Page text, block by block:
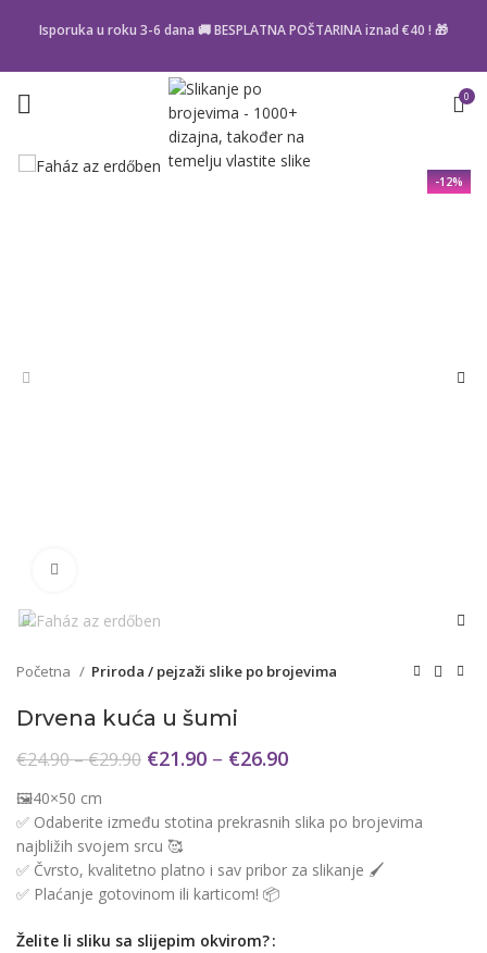
Isporuka u roku 3-6 dana 🚚 BESPLATNA POŠTARINA iznad €40 ! 🎁
0
-12%
Početna Priroda / pejzaži slike po brojevima
Drvena kuća u šumi
€24.90–€29.90 €21.90 – €26.90
🖼️40×50 cm
✅ Odaberite između stotina prekrasnih slika po brojevima
najbližih svojem srcu 🥰
✅ Čvrsto, kvalitetno platno i sav pribor za slikanje 🖌️
✅ Plaćanje gotovinom ili karticom! 📦
Želite li sliku sa slijepim okvirom?